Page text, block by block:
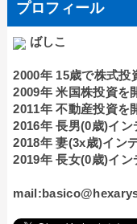
プロフィール
ばしこ
2000年 15歳で株式投
2009年 米国株投資を
2011年 不動産投資を
2016年 長男(0歳)イ
2018年 妻(3x歳)イン
2019年 長女(0歳)イ